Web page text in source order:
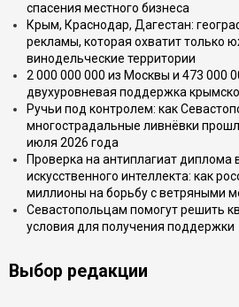
спасения местного бизнеса
Крым, Краснодар, Дагестан:
рекламы, которая охватит только
винодельческие территории
2 000 000 000 из Москвы и 473 000
двухуровневая поддержка
Ручьи под контролем: как
многострадальные ливнёвки
июля 2026 года
Проверка на антиплагиат диплома
искусственного интеллекта: как
миллионы на борьбу с ветряными
Севастопольцам помогут решить
условия для получения поддержки
Выбор редакции